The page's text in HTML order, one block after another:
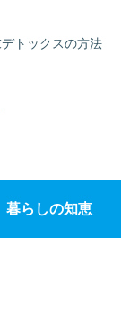
トックスの方法
暮らしの知恵